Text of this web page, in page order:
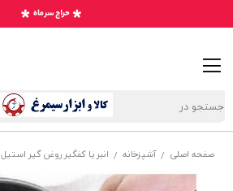
صفحه اصلی / آشپزخانه / انبر یا کفگیر روغن گیر استیل Maiohi توری دار خارجی HAA-034